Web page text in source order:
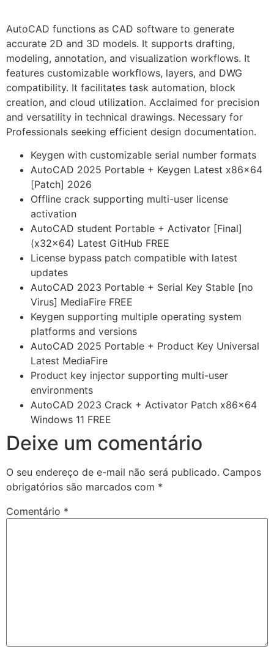
AutoCAD functions as CAD software to generate
accurate 2D and 3D models. It supports drafting,
modeling, annotation, and visualization workflows. It
features customizable workflows, layers, and DWG
compatibility. It facilitates task automation, block
creation, and cloud utilization. Acclaimed for precision
and versatility in technical drawings. Necessary for
Professionals seeking efficient design documentation.
Keygen with customizable serial number formats
AutoCAD 2025 Portable + Keygen Latest x86x64
[Patch] 2026
Offline crack supporting multi-user license
activation
AutoCAD student Portable + Activator [Final]
(x32x64) Latest GitHub FREE
License bypass patch compatible with latest
updates
AutoCAD 2023 Portable + Serial Key Stable [no
Virus] MediaFire FREE
Keygen supporting multiple operating system
platforms and versions
AutoCAD 2025 Portable + Product Key Universal
Latest MediaFire
Product key injector supporting multi-user
environments
AutoCAD 2023 Crack + Activator Patch x86x64
Windows 11 FREE
Deixe um comentário
O seu endereço de e-mail não será publicado. Campos
obrigatórios são marcados com *
Comentário *